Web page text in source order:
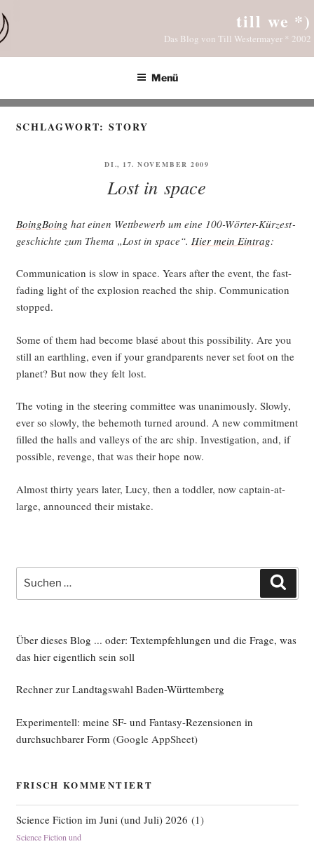
Inhalt
springen
till we *)
Das Blog von Till Westermayer * 2002
Menü
SCHLAGWORT:STORY
VERÖFFENTLICHT
DI., 17. NOVEMBER 2009
Lost in space
Boing­Bo­ing hat einen Wett­be­werb um eine 100-Wör­ter-Kür­zest­
ge­schich­te zum The­ma „Lost in space“. Hier mein Ein­trag:
Com­mu­ni­ca­ti­on is slow in space. Years after the event, the fast-
fading light of the explo­si­on rea­ched the ship. Com­mu­ni­ca­ti­on
stopped.
Some of them had beco­me bla­sé about this pos­si­bi­li­ty. Are you
still an earth­ling, even if your grand­par­ents never set foot on the
pla­net? But now they felt lost.
The voting in the stee­ring com­mit­tee was unani­mously. Slow­ly,
ever so slow­ly, the behe­mo­th tur­ned around. A new com­mit­ment
fil­led the halls and val­leys of the arc ship. Inves­ti­ga­ti­on, and, if
pos­si­ble, reven­ge, that was their hope now.
Almost thir­ty years later, Lucy, then a todd­ler, now cap­tain-at-
lar­ge, announ­ced their mistake.
Suche
nach:
Über dieses Blog ... oder: Textempfehlungen und die Frage, was
das hier eigentlich sein soll
Rechner zur Landtagswahl Baden-Württemberg
Experimentell: meine SF- und Fantasy-Rezensionen in
durchsuchbarer Form (Google AppSheet)
FRISCH KOMMENTIERT
Science Fiction im Juni (und Juli) 2026 (1)
Science Fiction und